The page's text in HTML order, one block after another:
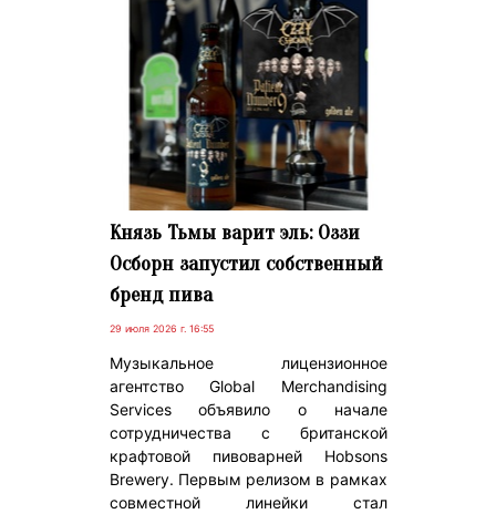
Князь Тьмы варит эль: Оззи
Осборн запустил собственный
бренд пива
29 июля 2026 г. 16:55
Музыкальное лицензионное
агентство Global Merchandising
Services объявило о начале
сотрудничества с британской
крафтовой пивоварней Hobsons
Brewery. Первым релизом в рамках
совместной линейки стал